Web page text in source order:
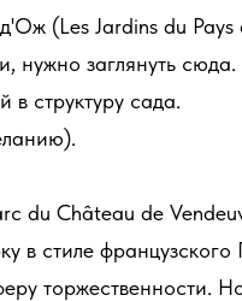
(Les Jardins du Pays
нужно заглянуть
в структуру сада.
du Château de
в стиле
торжественности.